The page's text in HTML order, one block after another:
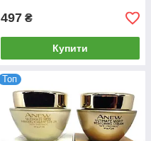
497 ₴
Купити
Топ